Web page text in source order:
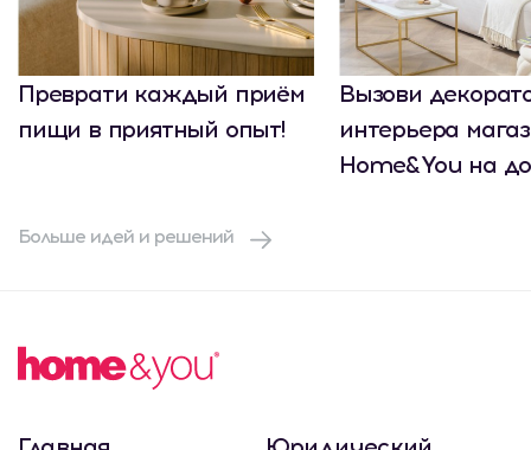
Преврати каждый приём
пищи в приятный опыт!
Вызови
интерьера
Home&You на
Больше идей и решений